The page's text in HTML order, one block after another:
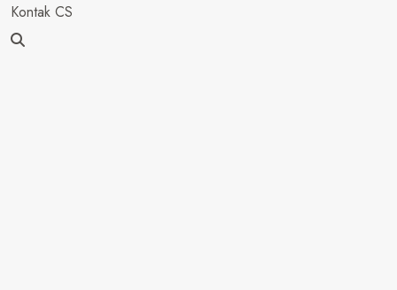
Kontak CS